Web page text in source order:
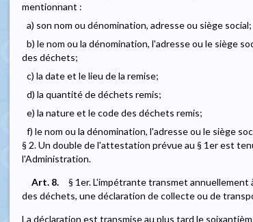
mentionnant :
a) son nom ou dénomination, adresse ou siège social;
b) le nom ou la dénomination, l'adresse ou le siège
des déchets;
c) la date et le lieu de la remise;
d) la quantité de déchets remis;
e) la nature et le code des déchets remis;
f) le nom ou la dénomination, l'adresse ou le siège
§ 2. Un double de l'attestation prévue au § 1er est
l'Administration.
Art. 8.
§ 1er. L'impétrante transmet
des déchets, une déclaration de collecte ou de
La déclaration est transmise au plus tard le